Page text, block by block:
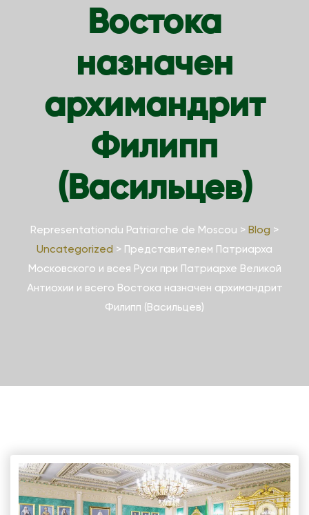
Востока
назначен
архимандрит
Филипп
(Васильцев)
Representationdu Patriarche de Moscou > Blog >
Uncategorized > Представителем Патриарха
Московского и всея Руси при Патриархе Великой
Антиохии и всего Востока назначен архимандрит
Филипп (Васильцев)